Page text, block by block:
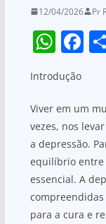
12/04/2026 Pr
W
h
at
s
A
p
p
F
e
b
o
o
k
Introdução
Viver em um
vezes, nos
a depressão.
equilíbrio entre
essencial. A
para a cura e